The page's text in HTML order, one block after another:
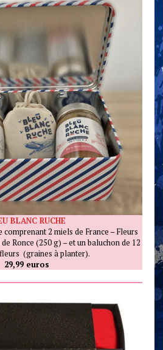
BLANC RUCHE
2 miels de France – Fleurs
Ronce (250 g) – et un baluchon de 12
(graines à planter).
29,99 euros